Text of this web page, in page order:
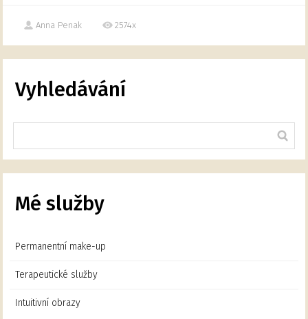
Anna Penak 2574x
Vyhledávání
Mé služby
Permanentní make-up
Terapeutické služby
Intuitivní obrazy